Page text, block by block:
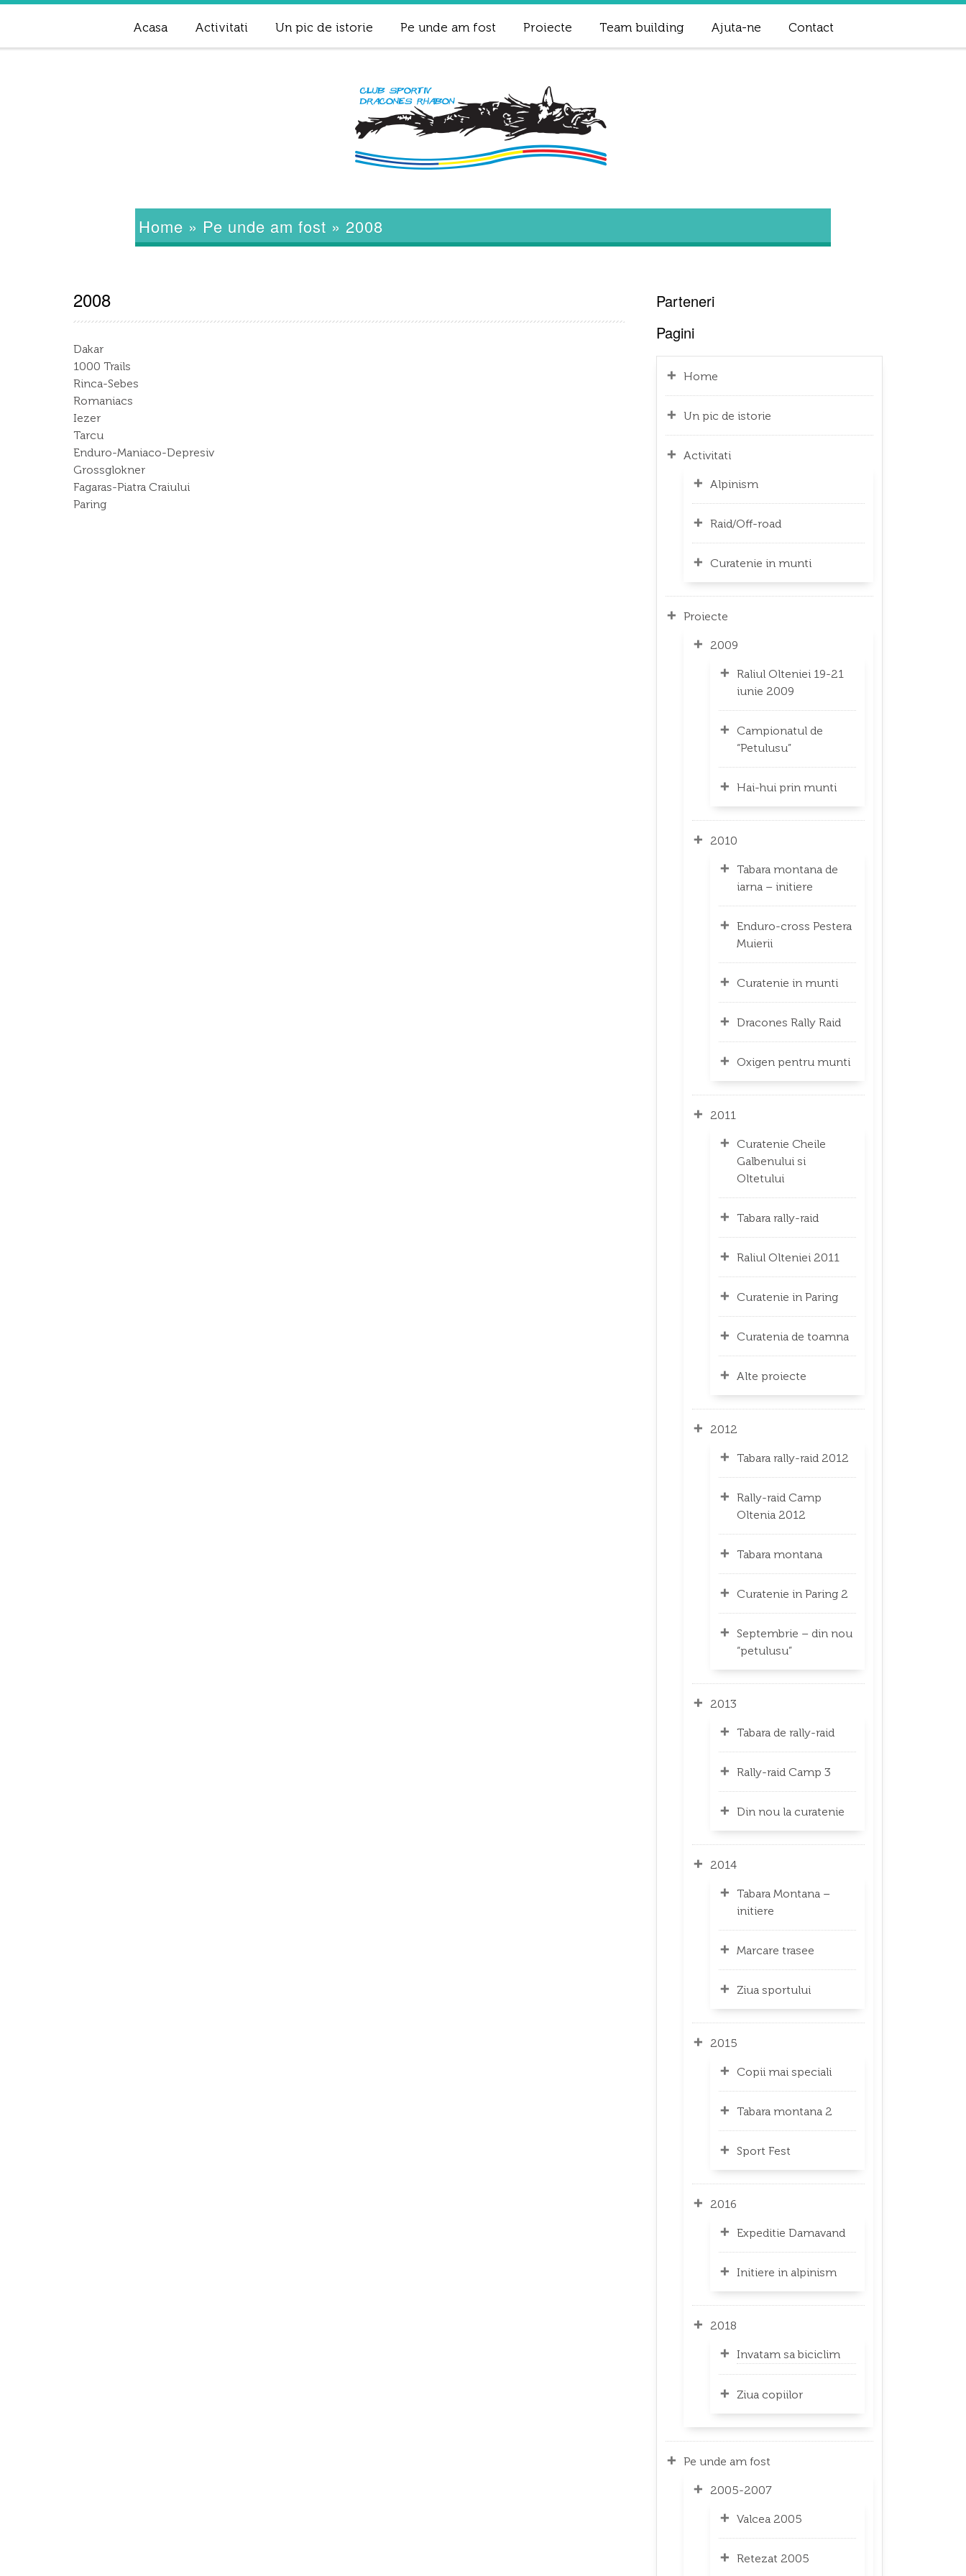
Acasa Activitati Un pic de istorie Pe unde am fost Proiecte Team building Ajuta-ne Contact
Home » Pe unde am fost » 2008
2008
Dakar
1000 Trails
Rinca-Sebes
Romaniacs
Iezer
Tarcu
Enduro-Maniaco-Depresiv
Grossglokner
Fagaras-Piatra Craiului
Paring
Parteneri
Pagini
Home
Un pic de istorie
Activitati
Alpinism
Raid/Off-road
Curatenie in munti
Proiecte
2009
Raliul Olteniei 19-21
iunie 2009
Campionatul de
“Petulusu”
Hai-hui prin munti
2010
Tabara montana de
iarna – initiere
Enduro-cross Pestera
Muierii
Curatenie in munti
Dracones Rally Raid
Oxigen pentru munti
2011
Curatenie Cheile
Galbenului si
Oltetului
Tabara rally-raid
Raliul Olteniei 2011
Curatenie in Paring
Curatenia de toamna
Alte proiecte
2012
Tabara rally-raid 2012
Rally-raid Camp
Oltenia 2012
Tabara montana
Curatenie in Paring 2
Septembrie – din nou
“petulusu”
2013
Tabara de rally-raid
Rally-raid Camp 3
Din nou la curatenie
2014
Tabara Montana –
initiere
Marcare trasee
Ziua sportului
2015
Copii mai speciali
Tabara montana 2
Sport Fest
2016
Expeditie Damavand
Initiere in alpinism
2018
Invatam sa biciclim
Ziua copiilor
Pe unde am fost
2005-2007
Valcea 2005
Retezat 2005